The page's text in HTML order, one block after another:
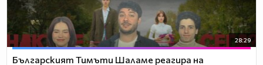
28:29
Българският Тимъти Шаламе реагира на